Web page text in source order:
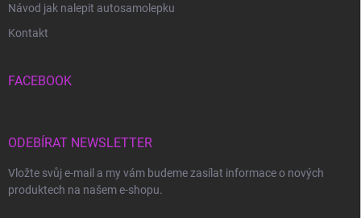
Návod jak nalepit autosamolepku
Kontakt
FACEBOOK
ODEBÍRAT NEWSLETTER
Vložte svůj e-mail a my vám budeme zasílat informace o nových
produktech na našem e-shopu.